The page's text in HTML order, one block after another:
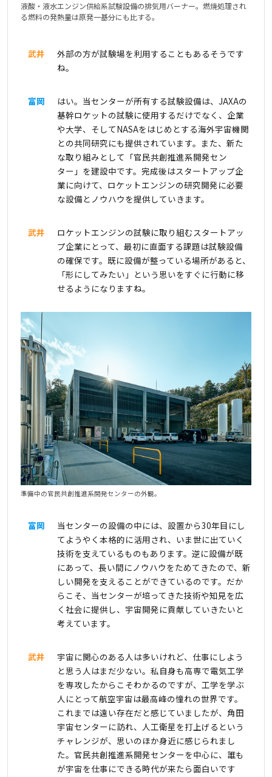
液酸・液水エンジン供給系試験設備の排気用バーナー。燃焼処理され
る燃料の発熱量は原発一基分にも比する。
武井
外部の方が試験場を利用することもあるそうです
ね。
富岡
はい。当センターが所有する試験設備は、JAXAの
基幹ロケットの試験に使用するだけでなく、企業
や大学、そしてNASAをはじめとする海外宇宙機関
との共同研究にも提供されています。また、新た
な取り組みとして「官民共創推進系開発セン
ター」を建設中です。完成後はスタートアップ企
業に向けて、ロケットエンジンの研究開発に必要
な設備とノウハウを提供していきます。
武井
ロケットエンジンの試験に取り組むスタートアッ
プ企業にとって、最初に直面する課題は試験設備
の確保です。既に設備が整っている場所があると、
「形にしてみたい」という思いをすぐに行動に移
せるようになりますね。
準備中の官民共創推進系開発センターの外観。
富岡
当センターの設備の中には、設置から30年目にし
てようやく本格的に活用され、いま世に出ていく
技術を支えているものもあります。逆に設備が既
にあって、長い間にノウハウをためてきたので、新
しい開発を支えることができているのです。だか
らこそ、当センターが培ってきた技術や知見を広
く社会に提供し、宇宙開発に貢献していきたいと
考えています。
武井
宇宙に関心のある人は多いけれど、仕事にしよう
と思う人はまだ少ない。私自身も高専で電気工学
を専攻したからこそわかるのですが、工学を学ぶ
人にとって航空宇宙は最高峰の憧れの世界です。
これまでは遠い存在だと感じていましたが、角田
宇宙センターに訪れ、人工衛星を打上げるという
チャレンジが、思いのほか身近に感じられまし
た。官民共創推進系開発センターを中心に、誰も
が宇宙を仕事にできる時代が来たら面白いです